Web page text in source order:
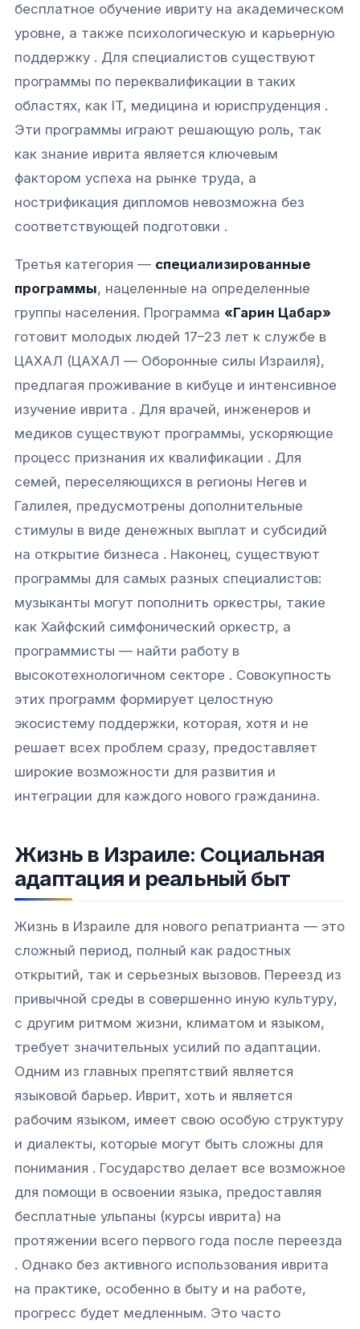
бесплатное обучение ивриту на академическом
уровне, а также психологическую и карьерную
поддержку . Для специалистов существуют
программы по переквалификации в таких
областях, как IT, медицина и юриспруденция .
Эти программы играют решающую роль, так
как знание иврита является ключевым
фактором успеха на рынке труда, а
нострификация дипломов невозможна без
соответствующей подготовки .
Третья категория — специализированные
программы, нацеленные на определенные
группы населения. Программа «Гарин Цабар»
готовит молодых людей 17–23 лет к службе в
ЦАХАЛ (ЦАХАЛ — Оборонные силы Израиля),
предлагая проживание в кибуце и интенсивное
изучение иврита . Для врачей, инженеров и
медиков существуют программы, ускоряющие
процесс признания их квалификации . Для
семей, переселяющихся в регионы Негев и
Галилея, предусмотрены дополнительные
стимулы в виде денежных выплат и субсидий
на открытие бизнеса . Наконец, существуют
программы для самых разных специалистов:
музыканты могут пополнить оркестры, такие
как Хайфский симфонический оркестр, а
программисты — найти работу в
высокотехнологичном секторе . Совокупность
этих программ формирует целостную
экосистему поддержки, которая, хотя и не
решает всех проблем сразу, предоставляет
широкие возможности для развития и
интеграции для каждого нового гражданина.
Жизнь в Израиле: Социальная
адаптация и реальный быт
Жизнь в Израиле для нового репатрианта — это
сложный период, полный как радостных
открытий, так и серьезных вызовов. Переезд из
привычной среды в совершенно иную культуру,
с другим ритмом жизни, климатом и языком,
требует значительных усилий по адаптации.
Одним из главных препятствий является
языковой барьер. Иврит, хоть и является
рабочим языком, имеет свою особую структуру
и диалекты, которые могут быть сложны для
понимания . Государство делает все возможное
для помощи в освоении языка, предоставляя
бесплатные ульпаны (курсы иврита) на
протяжении всего первого года после переезда
. Однако без активного использования иврита
на практике, особенно в быту и на работе,
прогресс будет медленным. Это часто